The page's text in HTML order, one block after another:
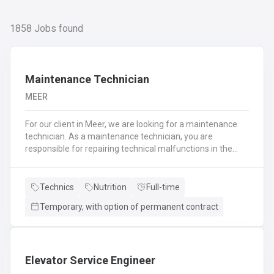
1858 Jobs found
Maintenance Technician
MEER
For our client in Meer, we are looking for a maintenance
technician. As a maintenance technician, you are
responsible for repairing technical malfunctions in the
faults. You are responsible for identifying the malfunction
overhauls.You ensure that operators and production staff
optimize the process and proactively prevent
Technics Nutrition
Full-time
Temporary, with option of permanent contract
Elevator Service Engineer